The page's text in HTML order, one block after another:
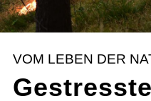
VOM LEBEN DER
Gestresste